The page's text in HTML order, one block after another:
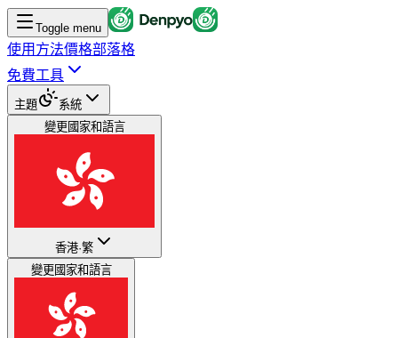
Toggle menu
使用方法價格部落格
免費工具
主題
系統
變更國家和語言
香港·繁
變更國家和語言